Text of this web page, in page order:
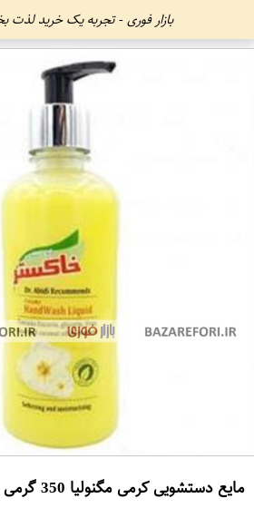
بازار فوری - تجربه یک خرید
مایع دستشویی کرمی مگنولیا 350 گرمی خاکستر